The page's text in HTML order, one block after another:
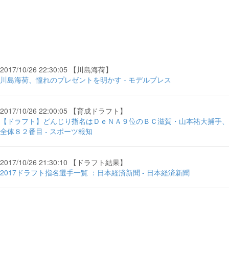
2017/10/26 22:30:05 【川島海荷】
川島海荷、憧れのプレゼントを明かす - モデルプレス
2017/10/26 22:00:05 【育成ドラフト】
【ドラフト】どんじり指名はＤｅＮＡ９位のＢＣ滋賀・山本祐大捕手、
全体８２番目 - スポーツ報知
2017/10/26 21:30:10 【ドラフト結果】
2017ドラフト指名選手一覧 ：日本経済新聞 - 日本経済新聞